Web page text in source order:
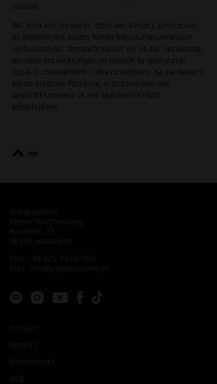
wurden.
Wir sind uns bewusst, dass der Einsatz generativer
KI-Modelle mit einem hohen Ressourcenverbrauch
verbunden ist. Dennoch halten wir es für notwendig,
aktuelle Entwicklungen im Bereich KI-gestützter
Tools zu beobachten und einzuordnen, da sie bereits
heute kreative Prozesse, Arbeitsweisen und
Geschäftsmodelle in der Musikwirtschaft
beeinflussen.
top
Popakademie
Baden-Württemberg
Hafenstr. 33
68159 Mannheim
Fon:
+49 621 53397200
Mail:
info@popakademie.de
Kontakt
Anfahrt
Datenschutz
AGB